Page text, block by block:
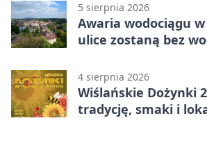
5 sierpnia 2026
Awaria wodociągu
ulice zostaną bez
4 sierpnia 2026
Wiślańskie Dożynki
tradycję, smaki i